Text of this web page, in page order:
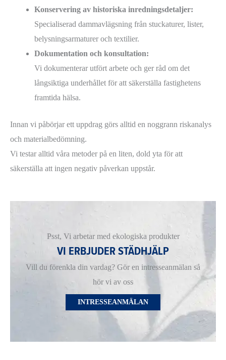
Konservering av historiska inredningsdetaljer:
Specialiserad dammavlägsning från stuckaturer, lister,
belysningsarmaturer och textilier.
Dokumentation och konsultation:
Vi dokumenterar utfört arbete och ger råd om det
långsiktiga underhållet för att säkerställa fastighetens
framtida hälsa.
Innan vi påbörjar ett uppdrag görs alltid en noggrann riskanalys
och materialbedömning.
Vi testar alltid våra metoder på en liten, dold yta för att
säkerställa att ingen negativ påverkan uppstår.
Psst, Vi arbetar med ekologiska produkter
VI ERBJUDER STÄDHJÄLP
Vill du förenkla din vardag? Gör en intresseanmälan så
hör vi av oss
INTRESSEANMÄLAN